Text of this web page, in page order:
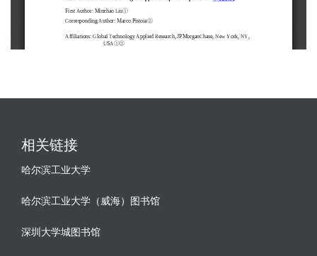
相关链接
哈尔滨工业大学
哈尔滨工业大学（威海）图书馆
深圳大学城图书馆